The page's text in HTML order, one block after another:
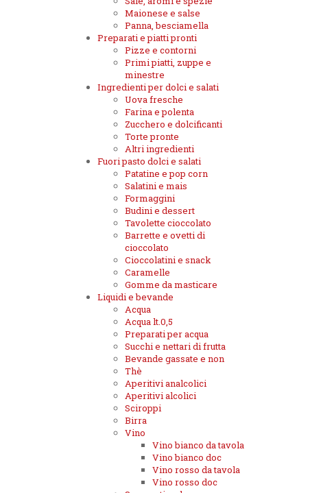
Maionese e salse
Panna, besciamella
Preparati e piatti pronti
Pizze e contorni
Primi piatti, zuppe e
minestre
Ingredienti per dolci e salati
Uova fresche
Farina e polenta
Zucchero e dolcificanti
Torte pronte
Altri ingredienti
Fuori pasto dolci e salati
Patatine e pop corn
Salatini e mais
Formaggini
Budini e dessert
Tavolette cioccolato
Barrette e ovetti di
cioccolato
Cioccolatini e snack
Caramelle
Gomme da masticare
Liquidi e bevande
Acqua
Acqua lt.0,5
Preparati per acqua
Succhi e nettari di frutta
Bevande gassate e non
Thè
Aperitivi analcolici
Aperitivi alcolici
Sciroppi
Birra
Vino
Vino bianco da tavola
Vino bianco doc
Vino rosso da tavola
Vino rosso doc